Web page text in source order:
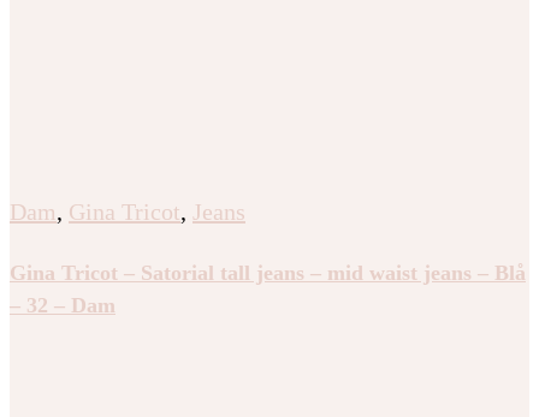
Dam, Gina Tricot, Jeans
Gina Tricot – Satorial tall jeans – mid waist jeans – Blå
– 32 – Dam